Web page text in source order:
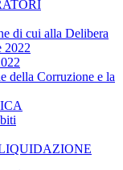
di cui alla Delibera
2022
della Corruzione e la